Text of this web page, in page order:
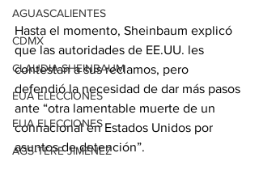
AGUASCALIENTES
CDMX
CLAUDIA SHEINBAUM
EUA ELECCIONES
EUA ELECCIONES
AGS-TERE JIMÉNEZ
Hasta el momento, Sheinbaum explicó
que las autoridades de EE.UU. les
contestan a sus reclamos, pero
defendió la necesidad de dar más pasos
ante “otra lamentable muerte de un
connacional en Estados Unidos por
asuntos de detención”.